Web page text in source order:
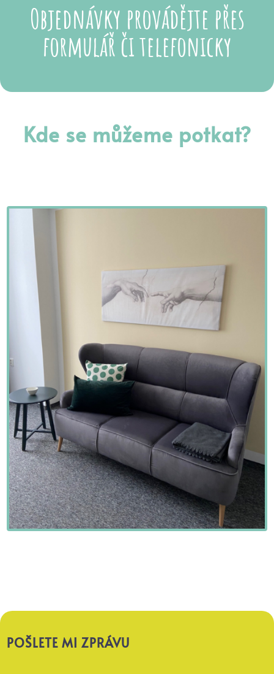
Objednávky provádějte přes
formulář či telefonicky
Kde se můžeme potkat?
POŠLETE MI ZPRÁVU